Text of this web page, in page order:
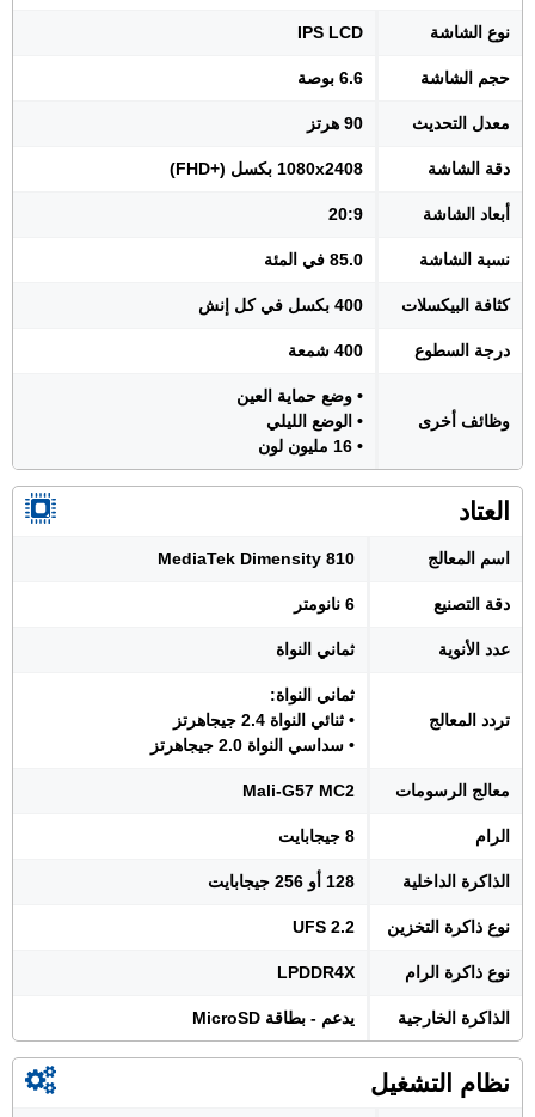
نوع الشاشة IPS LCD
حجم الشاشة 6.6 بوصة
معدل التحديث 90 هرتز
دقة الشاشة 1080x2408 بكسل (+FHD)
أبعاد الشاشة 20:9
نسبة الشاشة 85.0 في المئة
كثافة البيكسلات 400 بكسل في كل إنش
درجة السطوع 400 شمعة
وظائف أخرى
• وضع حماية العين
• الوضع الليلي
• 16 مليون لون
العتاد
اسم المعالج MediaTek Dimensity 810
دقة التصنيع 6 نانومتر
عدد الأنوية ثماني النواة
تردد المعالج
ثماني النواة:
• ثنائي النواة 2.4 جيجاهرتز
• سداسي النواة 2.0 جيجاهرتز
معالج الرسومات Mali-G57 MC2
الرام 8 جيجابايت
الذاكرة الداخلية 128 أو 256 جيجابايت
نوع ذاكرة التخزين UFS 2.2
نوع ذاكرة الرام LPDDR4X
الذاكرة الخارجية يدعم - بطاقة MicroSD
نظام التشغيل